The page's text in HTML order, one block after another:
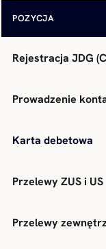
POZYCJA
Rejestracja JDG
Prowadzenie
Karta debetowa
Przelewy ZUS i US
Przelewy